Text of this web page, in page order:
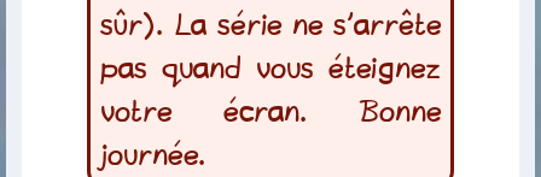
sûr). La série ne s’arrête
pas quand vous éteignez
votre écran. Bonne
journée.